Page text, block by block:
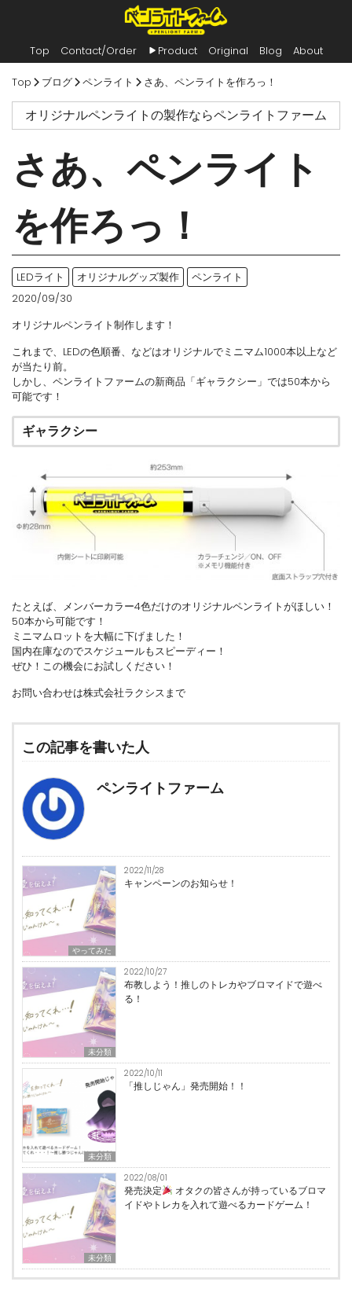
Top Contact/Order Product Original Blog About
Top ブログ ペンライト さあ、ペンライトを作ろっ！
オリジナルペンライトの製作ならペンライトファーム
さあ、ペンライト
を作ろっ！
LEDライト オリジナルグッズ製作
ペンライト
2020/09/30
オリジナルペンライト制作します！
これまで、LEDの色順番、などはオリジナルでミニマム1000本以上など
が当たり前。
しかし、ペンライトファームの新商品「ギャラクシー」では50本から
可能です！
ギャラクシー
たとえば、メンバーカラー4色だけのオリジナルペンライトがほしい！
50本から可能です！
ミニマムロットを大幅に下げました！
国内在庫なのでスケジュールもスピーディー！
ぜひ！この機会にお試しください！
お問い合わせは株式会社ラクシスまで
この記事を書いた人
ペンライトファーム
やってみた
2022/11/28
キャンペーンのお知らせ！
未分類
2022/10/27
布教しよう！推しのトレカやブロマイドで遊べ
る！
未分類
2022/10/11
「推しじゃん」発売開始！！
未分類
2022/08/01
発売決定
オタクの皆さんが持っているブロマ
イドやトレカを入れて遊べるカードゲーム！